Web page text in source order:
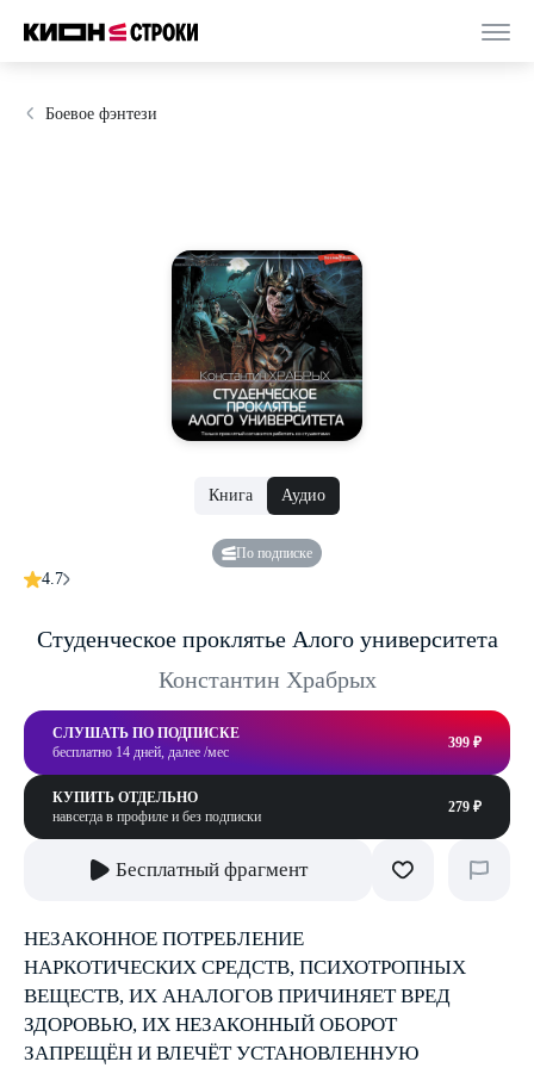
Боевое фэнтези
Книга Аудио
По подписке
4.7
Студенческое проклятье Алого университета
Константин Храбрых
СЛУШАТЬ ПО ПОДПИСКЕ
бесплатно 14 дней, далее /мес
399 ₽
КУПИТЬ ОТДЕЛЬНО
навсегда в профиле и без подписки
279 ₽
Бесплатный фрагмент
НЕЗАКОННОЕ ПОТРЕБЛЕНИЕ
НАРКОТИЧЕСКИХ СРЕДСТВ, ПСИХОТРОПНЫХ
ВЕЩЕСТВ, ИХ АНАЛОГОВ ПРИЧИНЯЕТ ВРЕД
ЗДОРОВЬЮ, ИХ НЕЗАКОННЫЙ ОБОРОТ
ЗАПРЕЩЁН И ВЛЕЧЁТ УСТАНОВЛЕННУЮ